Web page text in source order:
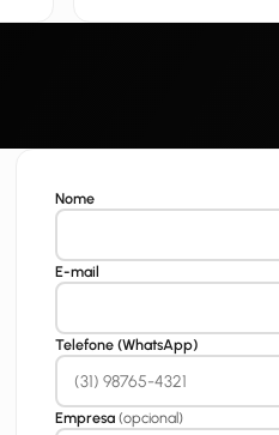
Nome
E-mail
Telefone (WhatsApp)
Empresa (opcional)